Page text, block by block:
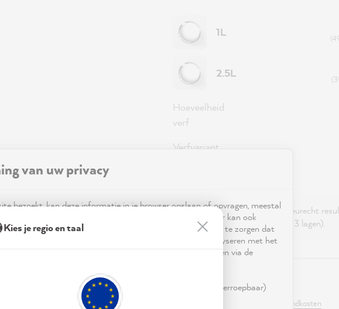
1L
2.5L
Hoeveelheid
verf
Verfvariant
Opmerking: Voor een egaal, kleurecht
iets meer verf nodig (ongeveer 3 lagen).
98,00 €
Prijzen incl. BTW en excl. verzendkosten
van uw privacy
bezoekt, kan deze informatie in je browser opslaan of opvragen, meestal
Deze informatie is niet alleen technisch noodzakelijk, maar kan ook
je instellingen of je apparaat en wordt gebruikt om ervoor te zorgen dat
functioneert en om je gebruik van de website te analyseren met het
ervan, en om gepersonaliseerde advertenties aan te bieden via de
inzake gegevensbescherming worden genoemd.
sluiten" te klikken, ga je vrijwillig akkoord (op elk moment herroepbaar)
Kies je regio en taal